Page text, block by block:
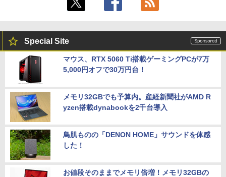
Special Site
マウス、RTX 5060 Ti搭載ゲーミングPCが7万
5,000円オフで30万円台！
メモリ32GBでも予算内。産経新聞社がAMD R
yzen搭載dynabookを2千台導入
鳥肌ものの「DENON HOME」サウンドを体感
した！
お値段そのままでメモリ倍増！メモリ32GBの